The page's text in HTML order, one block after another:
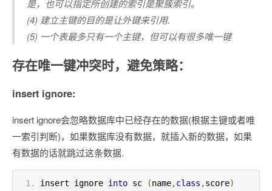
是，也可以指定所创建的索引是聚簇索引。
(4) 建立主键的目的是让外键来引用.
(5) 一个表最多只有一个主键，但可以有很多唯一键
存在唯一键冲突时，避免策略：
insert ignore:
insert ignore会忽略数据库中已经存在的数据(根据主键或者唯
一索引判断)，如果数据库没有数据，就插入新的数据，如果
有数据的话就跳过这条数据.
insert ignore into sc (name,class ,score)